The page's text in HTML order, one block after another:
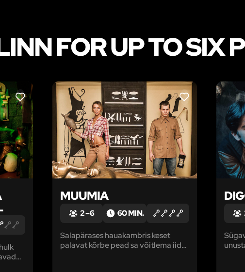
FOR UP TO SIX
LIKE LIKE
MUUMIA
2 – 6 60 MIN.
Salapärases hauakambris keset
palavat kõrbe pead sa võitlema iidse